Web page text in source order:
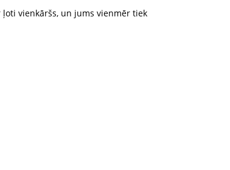
ļoti vienkāršs, un jums vienmēr tiek